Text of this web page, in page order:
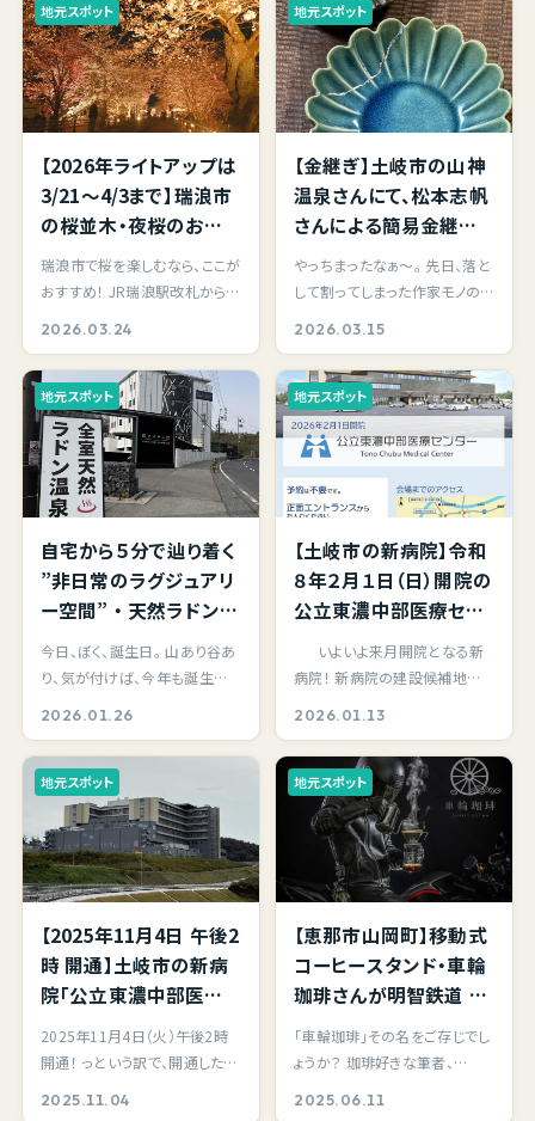
【2026年ライトアップは
3/21～4/3まで】瑞浪市
の桜並木・夜桜のお花
見スポット｜約500メー
トル続く薄紅色の桜散
「さくらさくらのさんぽみ
ち」は昼間の桜並木も素
敵ですよ。
瑞浪市で桜を楽しむなら、ここが
おすすめ！ JR瑞浪駅改札から徒
2026.03.24
地元スポット
【金継ぎ】土岐市の山神
温泉さんにて、松本志帆
さんによる簡易金継ぎ
体験へ参加してきまし
た。金と銀が魅せる新た
が蘇りました！
やっちまったなぁ～。 先日、落と
して割ってしまった作家モノの
2026.03.15
地元スポット
自宅から５分で辿り着く
”非日常のラグジュアリ
ー空間” ・ 天然ラドン温
泉「時のホテル」さんで
サウナ付き特別室 「涅
ルームを満喫してきまし
た。
今日、ぼく、誕生日。 山あり谷あ
り、気が付けば、今年も誕生日
2026.01.26
地元スポット
【土岐市の新病院】令和
８年２月１日（日）開院の
公立東濃中部医療セン
ターの内覧会に立ち寄
ってきました。
いよいよ来月開院となる新
病院！ 新病院の建設候補地の
2026.01.13
地元スポット
【2025年11月4日 午後2
時 開通】土岐市の新病
院「公立東濃中部医療
センター」に繋がる新道
路・市道72340号線「陶
のせん）」が開通し、さっ
2025年11月4日（火）午後2時
開通！ っという訳で、開通したば
2025.11.04
地元スポット
【恵那市山岡町】移動式
コーヒースタンド・車輪
珈琲さんが明智鉄道 山
岡駅・かんてんかん「森
の列車カフェ」に出店さ
ただきました♪
「車輪珈琲」その名をご存じでし
ょうか？ 珈琲好きな筆者、
2025.06.11
地元スポット